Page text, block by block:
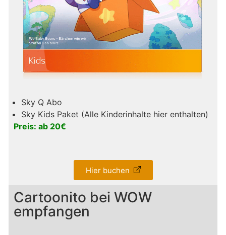
Sky Q Abo
Sky Kids Paket (Alle Kinderinhalte hier enthalten)
Preis: ab 20€
Hier buchen
Cartoonito bei WOW
empfangen